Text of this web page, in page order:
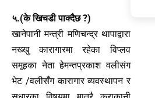
५.(के खिचडी पाक्दैछ ?)
खानेपानी मन्त्री मणिचन्द्र थापाद्वारा
नख्खु कारागारमा रहेका विप्लव
समूहका नेता हेमन्तप्रकाश वलीसंग
भेट /वलीसँग कारागार व्यवस्थापन र